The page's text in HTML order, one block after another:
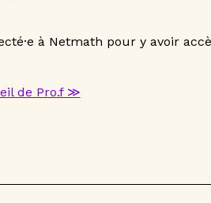
à Netmath pour y avoir
de Pro.f ≫